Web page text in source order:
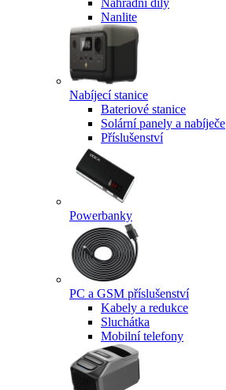
Náhradní díly
Nanlite
Nabíjecí stanice
Bateriové stanice
Solární panely a nabíječe
Příslušenství
Powerbanky
PC a GSM příslušenství
Kabely a redukce
Sluchátka
Mobilní telefony